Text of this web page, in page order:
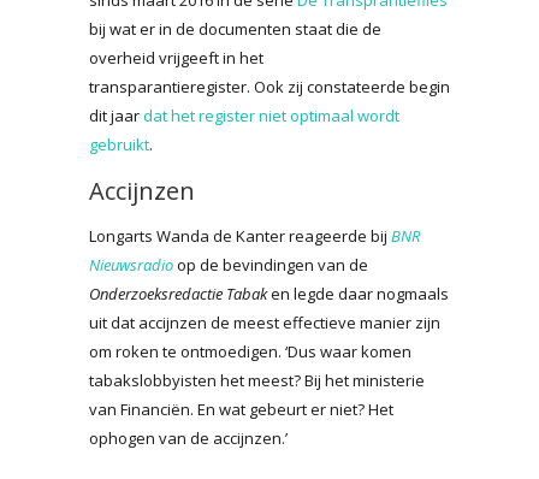
bij wat er in de documenten staat die de
overheid vrijgeeft in het
transparantieregister. Ook zij constateerde begin
dit jaardat het register niet optimaal wordt
gebruikt.
Accijnzen
Longarts Wanda de Kanter reageerde bij BNR
Nieuwsradioop de bevindingen van de
Onderzoeksredactie Tabaken legde daar nogmaals
uit dat accijnzen de meest effectieve manier zijn
om roken te ontmoedigen. ‘Dus waar komen
tabakslobbyisten het meest? Bij het ministerie
van Financiën. En wat gebeurt er niet? Het
ophogen van de accijnzen.’